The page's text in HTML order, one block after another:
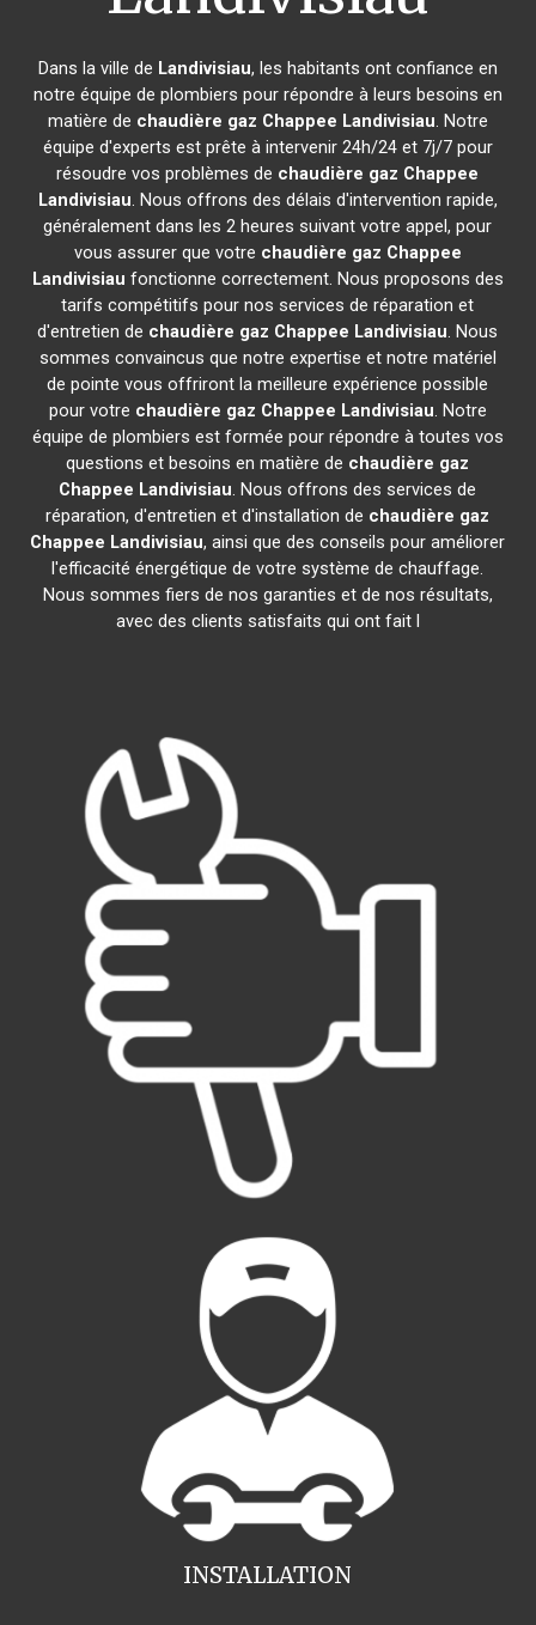
Dans la ville de Landivisiau, les habitants ont confiance en
notre équipe de plombiers pour répondre à leurs besoins en
matière de chaudière gaz Chappee Landivisiau. Notre
équipe d'experts est prête à intervenir 24h/24 et 7j/7 pour
résoudre vos problèmes de chaudière gaz Chappee
Landivisiau. Nous offrons des délais d'intervention rapide,
généralement dans les 2 heures suivant votre appel, pour
vous assurer que votre chaudière gaz Chappee
Landivisiau fonctionne correctement. Nous proposons des
tarifs compétitifs pour nos services de réparation et
d'entretien de chaudière gaz Chappee Landivisiau. Nous
sommes convaincus que notre expertise et notre matériel
de pointe vous offriront la meilleure expérience possible
pour votre chaudière gaz Chappee Landivisiau. Notre
équipe de plombiers est formée pour répondre à toutes vos
questions et besoins en matière de chaudière gaz
Chappee Landivisiau. Nous offrons des services de
réparation, d'entretien et d'installation de chaudière gaz
Chappee Landivisiau, ainsi que des conseils pour améliorer
l'efficacité énergétique de votre système de chauffage.
Nous sommes fiers de nos garanties et de nos résultats,
avec des clients satisfaits qui ont fait l
INSTALLATION